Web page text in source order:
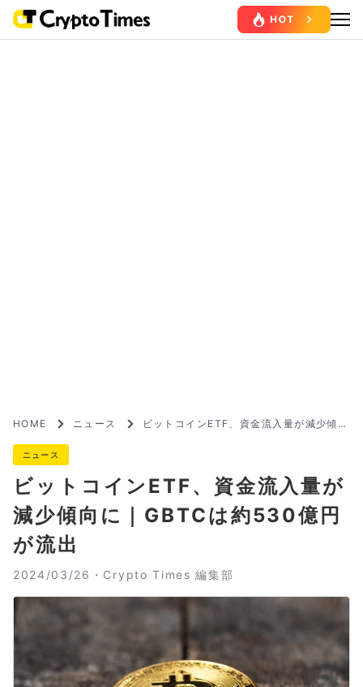
HOME ニュース
ビットコインETF、資金流入量が減少傾向
ニュース
ビットコインETF、資金流入量が
減少傾向に｜GBTCは約530億円
が流出
2024/03/26・ Crypto Times 編集部